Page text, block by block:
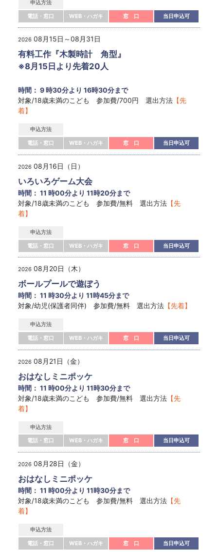
申込方法
電話・窓口
WEB・ハガキ 窓 口 当日申込可
2026 08月15日～08月31日
有料工作『木製時計 角型』
※8月15日より先着20人
時間： 9 時30分より 16時30分まで
対象/18歳未満のこども 参加費/700円 選出方法 【先
着】
申込方法
電話・窓口
WEB・ハガキ 窓 口 当日申込可
2026 08月16日（日）
いろいろゲーム大会
時間： 11 時00分より 11時20分まで
対象/18歳未満のこども 参加費/無料 選出方法 【先
着】
申込方法
電話・窓口
WEB・ハガキ 窓 口 当日申込可
2026 08月20日（木）
ボールプールで遊ぼう
時間： 11 時30分より 11時45分まで
対象/幼児(保護者同伴) 参加費/無料 選出方法 【先着】
申込方法
電話・窓口
WEB・ハガキ 窓 口 当日申込可
2026 08月21日（金）
おはなしミニポッケ
時間： 11 時00分より 11時30分まで
対象/18歳未満のこども 参加費/無料 選出方法 【先
着】
申込方法
電話・窓口
WEB・ハガキ 窓 口 当日申込可
2026 08月28日（金）
おはなしミニポッケ
時間： 11 時00分より 11時30分まで
対象/18歳未満のこども 参加費/無料 選出方法 【先
着】
申込方法
電話・窓口
WEB・ハガキ 窓 口 当日申込可